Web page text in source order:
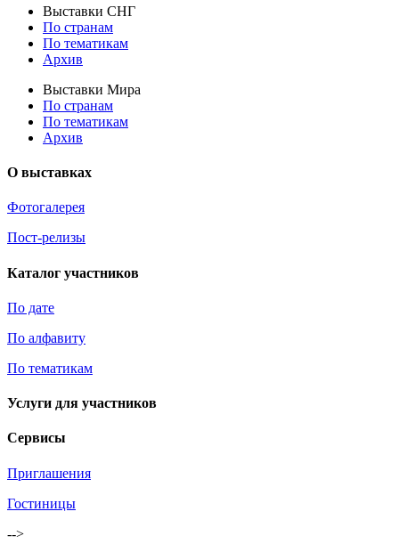
Выставки СНГ
По странам
По тематикам
Архив
Выставки Мира
По странам
По тематикам
Архив
О выставках
Фотогалерея
Пост-релизы
Каталог участников
По дате
По алфавиту
По тематикам
Услуги для участников
Сервисы
Приглашения
Гостиницы
-->